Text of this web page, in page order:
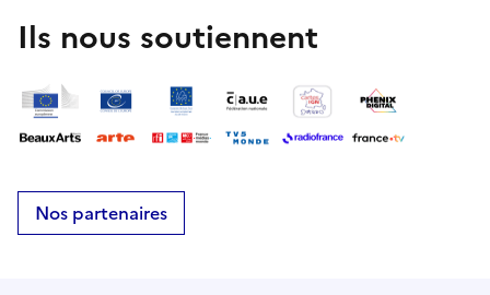
Ils nous soutiennent
Nos partenaires